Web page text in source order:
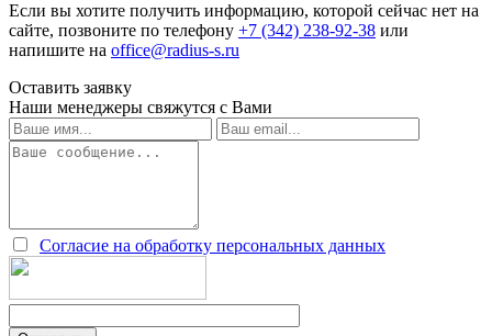
Если вы хотите получить информацию, которой сейчас нет на
сайте, позвоните по телефону +7 (342) 238-92-38 или
напишите на office@radius-s.ru
Оставить заявку
Наши менеджеры свяжутся с Вами
Согласие на обработку персональных данных